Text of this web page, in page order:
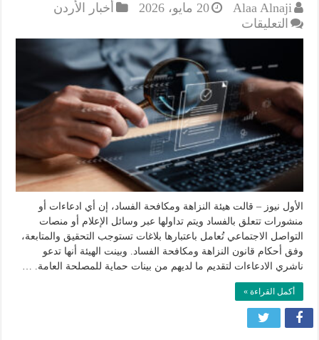
Alaa Alnaji
20 مايو، 2026
أخبار الأردن
التعليقات
هيئة
النزاهة:
أي
ادعاءات
على
منصات
الإعلام
تعامل
بأنها
بلاغات
تستوجب
التحقيق
مغلقة
الأول نيوز – قالت هيئة النزاهة ومكافحة الفساد، إن أي ادعاءات أو
منشورات تتعلق بالفساد ويتم تداولها عبر وسائل الإعلام أو منصات
التواصل الاجتماعي تُعامل باعتبارها بلاغات تستوجب التحقيق والمتابعة،
وفق أحكام قانون النزاهة ومكافحة الفساد. وبينت الهيئة أنها تدعو
ناشري الادعاءات لتقديم ما لديهم من بينات حماية للمصلحة العامة. …
أكمل القراءة »